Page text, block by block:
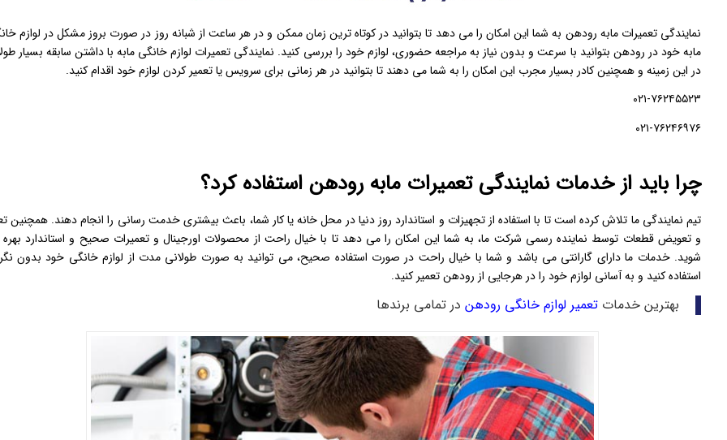
نمایندگی تعمیرات مابه رودهن به شما این امکان را می دهد تا بتوانید در کوتاه ترین زمان ممکن و در هر ساعت از شبانه روز در صورت بروز مشکل در لوازم
مابه خود در رودهن بتوانید با سرعت و بدون نیاز به مراجعه حضوری، لوازم خود را بررسی کنید. نمایندگی تعمیرات لوازم خانگی مابه با داشتن سابقه بسیار
در این زمینه و همچنین کادر بسیار مجرب این امکان را به شما می دهند تا بتوانید در هر زمانی برای سرویس یا تعمیر کردن لوازم خود اقدام کنید.
۰۲۱-۷۶۲۴۵۵۲۳
۰۲۱-۷۶۲۴۶۹۷۶
چرا باید از خدمات نمایندگی تعمیرات مابه رودهن استفاده کرد؟
تیم نمایندگی ما تلاش کرده است تا با استفاده از تجهیزات و استاندارد روز دنیا در محل خانه یا کار شما، باعث بیشتری خدمت رسانی را انجام دهند. همچنین
و تعویض قطعات توسط نماینده رسمی شرکت ما، به شما این امکان را می دهد تا با خیال راحت از محصولات اورجینال و تعمیرات صحیح و استاندارد بهره
شوید. خدمات ما دارای گارانتی می باشد و شما با خیال راحت در صورت استفاده صحیح، می توانید به صورت طولانی مدت از لوازم خانگی خود بدون
استفاده کنید و به آسانی لوازم خود را در هرجایی از رودهن تعمیر کنید.
بهترین خدمات تعمیر لوازم خانگی رودهن در تمامی برندها